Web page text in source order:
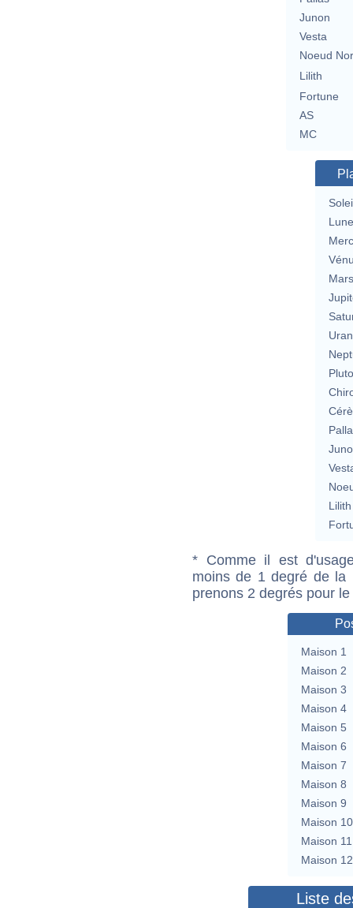
Junon
Vesta
Noeud
Lilith
Fortune
AS
MC
Lune
Mars
Lilith
* Comme il est
moins de 1 degré de la
prenons 2 degrés pour
Maison 1
Maison 2
Maison 3
Maison 4
Maison 5
Maison 6
Maison 7
Maison 8
Maison 9
Maison 10
Maison 11
Maison 12
Liste